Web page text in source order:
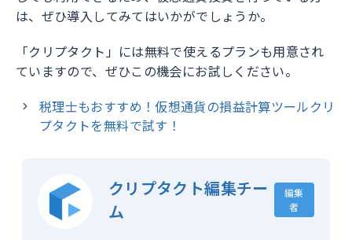
は、ぜひ導入してみてはいかがでしょうか。
「クリプタクト」には無料で使えるプランも用意され
ていますので、ぜひこの機会にお試しください。
税理士もおすすめ！仮想通貨の損益計算ツールクリ
プタクトを無料で試す！
クリプタクト編集チー
ム
編集
者